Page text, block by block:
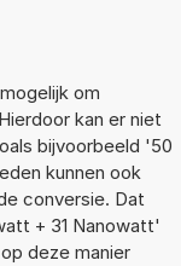
om
kan er niet
bijvoorbeeld '50
kunnen ook
conversie. Dat
+ 31 Nanowatt'
deze manier